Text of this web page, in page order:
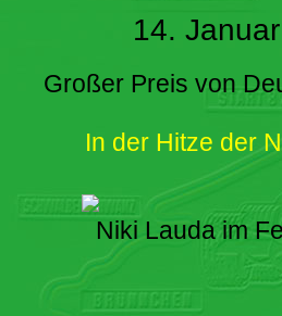
14.
Großer Preis von
In der Hitze der
Niki Lauda im